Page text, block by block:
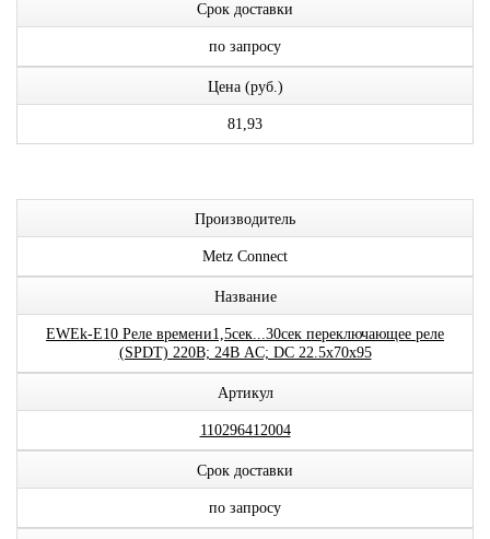
Срок доставки
по запросу
Цена (руб.)
81,93
Производитель
Metz Connect
Название
EWEk-E10 Реле времени1,5сек...30сек переключающее реле
(SPDT) 220В; 24В AC; DC 22.5x70x95
Артикул
110296412004
Срок доставки
по запросу